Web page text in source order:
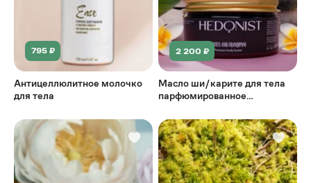
795 ₽
Антицеллюлитное молочко
для тела
2 200 ₽
Масло ши/карите для тела
парфюмированное